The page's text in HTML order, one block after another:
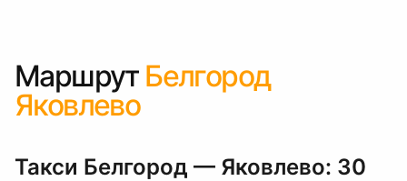
Маршрут Белгород
Яковлево
Такси Белгород — Яковлево: 30